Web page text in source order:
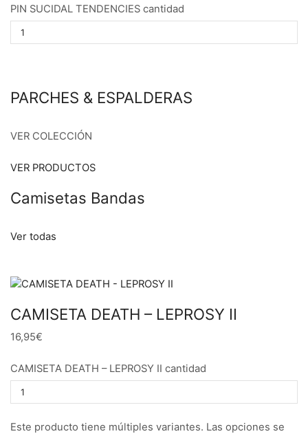
PIN SUCIDAL TENDENCIES cantidad
PARCHES & ESPALDERAS
VER COLECCIÓN
VER PRODUCTOS
Camisetas Bandas
Ver todas
CAMISETA DEATH – LEPROSY II
16,95€
CAMISETA DEATH – LEPROSY II cantidad
Este producto tiene múltiples variantes. Las opciones se